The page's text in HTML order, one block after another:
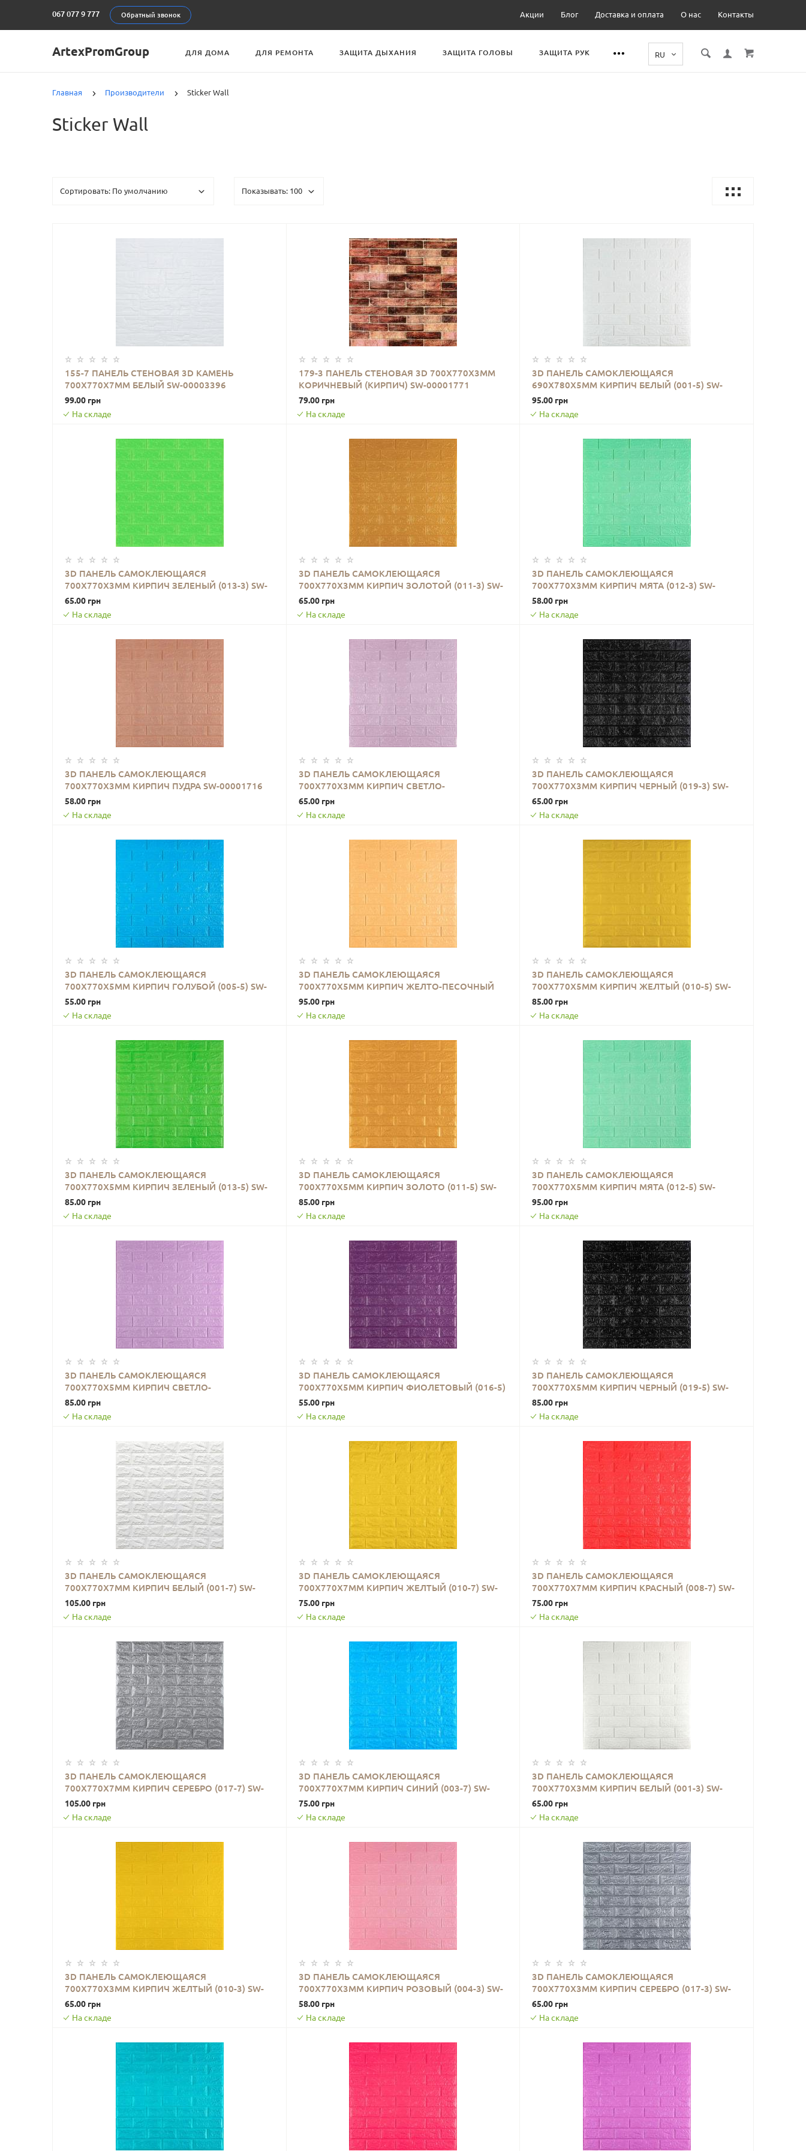
067 077 9 777 Обратный звонок Акции Блог Доставка и оплата О нас Контакты
ArtexPromGroup ДЛЯ ДОМА ДЛЯ РЕМОНТА ЗАЩИТА ДЫХАНИЯ ЗАЩИТА ГОЛОВЫ ЗАЩИТА РУК
Главная Производители Sticker Wall
Sticker Wall
155-7 ПАНЕЛЬ СТЕНОВАЯ 3D КАМЕНЬ
700Х770Х7ММ БЕЛЫЙ SW-00003396
99.00 грн
На складе
В КОРЗИНУ
179-3 ПАНЕЛЬ СТЕНОВАЯ 3D 700Х770Х3ММ
КОРИЧНЕВЫЙ (КИРПИЧ) SW-00001771
79.00 грн
На складе
В КОРЗИНУ
3D ПАНЕЛЬ САМОКЛЕЮЩАЯСЯ
690Х780Х5ММ КИРПИЧ БЕЛЫЙ (001-5) SW-
00000029
95.00 грн
На складе
В КОРЗИНУ
3D ПАНЕЛЬ САМОКЛЕЮЩАЯСЯ
700X770X3ММ КИРПИЧ ЗЕЛЕНЫЙ (013-3) SW-
00000639
65.00 грн
На складе
В КОРЗИНУ
3D ПАНЕЛЬ САМОКЛЕЮЩАЯСЯ
700X770X3ММ КИРПИЧ ЗОЛОТОЙ (011-3) SW-
00000676
65.00 грн
На складе
В КОРЗИНУ
3D ПАНЕЛЬ САМОКЛЕЮЩАЯСЯ
700X770X3ММ КИРПИЧ МЯТА (012-3) SW-
00000233
58.00 грн
На складе
В КОРЗИНУ
3D ПАНЕЛЬ САМОКЛЕЮЩАЯСЯ
700X770X3ММ КИРПИЧ ПУДРА SW-00001716
58.00 грн
На складе
В КОРЗИНУ
3D ПАНЕЛЬ САМОКЛЕЮЩАЯСЯ
700X770X3ММ КИРПИЧ СВЕТЛО-
ФИОЛЕТОВЫЙ (015-3) SW-00000574
65.00 грн
На складе
В КОРЗИНУ
3D ПАНЕЛЬ САМОКЛЕЮЩАЯСЯ
700X770X3ММ КИРПИЧ ЧЕРНЫЙ (019-3) SW-
00000584
65.00 грн
На складе
В КОРЗИНУ
3D ПАНЕЛЬ САМОКЛЕЮЩАЯСЯ
700X770X5ММ КИРПИЧ ГОЛУБОЙ (005-5) SW-
00000297
55.00 грн
На складе
В КОРЗИНУ
3D ПАНЕЛЬ САМОКЛЕЮЩАЯСЯ
700X770X5ММ КИРПИЧ ЖЕЛТО-ПЕСОЧНЫЙ
(009-5) SW-00000028
95.00 грн
На складе
В КОРЗИНУ
3D ПАНЕЛЬ САМОКЛЕЮЩАЯСЯ
700X770X5ММ КИРПИЧ ЖЕЛТЫЙ (010-5) SW-
00000146
85.00 грн
На складе
В КОРЗИНУ
3D ПАНЕЛЬ САМОКЛЕЮЩАЯСЯ
700X770X5ММ КИРПИЧ ЗЕЛЕНЫЙ (013-5) SW-
00000149
85.00 грн
На складе
В КОРЗИНУ
3D ПАНЕЛЬ САМОКЛЕЮЩАЯСЯ
700X770X5ММ КИРПИЧ ЗОЛОТО (011-5) SW-
00000147
85.00 грн
На складе
В КОРЗИНУ
3D ПАНЕЛЬ САМОКЛЕЮЩАЯСЯ
700X770X5ММ КИРПИЧ МЯТА (012-5) SW-
00000148
95.00 грн
На складе
В КОРЗИНУ
3D ПАНЕЛЬ САМОКЛЕЮЩАЯСЯ
700X770X5ММ КИРПИЧ СВЕТЛО-
ФИОЛЕТОВЫЙ (015-5) SW-00000083
85.00 грн
На складе
В КОРЗИНУ
3D ПАНЕЛЬ САМОКЛЕЮЩАЯСЯ
700X770X5ММ КИРПИЧ ФИОЛЕТОВЫЙ (016-5)
SW-00000150
55.00 грн
На складе
В КОРЗИНУ
3D ПАНЕЛЬ САМОКЛЕЮЩАЯСЯ
700X770X5ММ КИРПИЧ ЧЕРНЫЙ (019-5) SW-
00000151
85.00 грн
На складе
В КОРЗИНУ
3D ПАНЕЛЬ САМОКЛЕЮЩАЯСЯ
700X770X7ММ КИРПИЧ БЕЛЫЙ (001-7) SW-
00000047
105.00 грн
На складе
В КОРЗИНУ
3D ПАНЕЛЬ САМОКЛЕЮЩАЯСЯ
700X770X7ММ КИРПИЧ ЖЕЛТЫЙ (010-7) SW-
00000049
75.00 грн
На складе
В КОРЗИНУ
3D ПАНЕЛЬ САМОКЛЕЮЩАЯСЯ
700X770X7ММ КИРПИЧ КРАСНЫЙ (008-7) SW-
00000054
75.00 грн
На складе
В КОРЗИНУ
3D ПАНЕЛЬ САМОКЛЕЮЩАЯСЯ
700X770X7ММ КИРПИЧ СЕРЕБРО (017-7) SW-
00000059
105.00 грн
На складе
В КОРЗИНУ
3D ПАНЕЛЬ САМОКЛЕЮЩАЯСЯ
700X770X7ММ КИРПИЧ СИНИЙ (003-7) SW-
00000060
75.00 грн
На складе
В КОРЗИНУ
3D ПАНЕЛЬ САМОКЛЕЮЩАЯСЯ
700Х770Х3ММ КИРПИЧ БЕЛЫЙ (001-3) SW-
00000174
65.00 грн
На складе
В КОРЗИНУ
3D ПАНЕЛЬ САМОКЛЕЮЩАЯСЯ
700Х770Х3ММ КИРПИЧ ЖЕЛТЫЙ (010-3) SW-
00001894
65.00 грн
На складе
В КОРЗИНУ
3D ПАНЕЛЬ САМОКЛЕЮЩАЯСЯ
700Х770Х3ММ КИРПИЧ РОЗОВЫЙ (004-3) SW-
00000231
58.00 грн
На складе
В КОРЗИНУ
3D ПАНЕЛЬ САМОКЛЕЮЩАЯСЯ
700Х770Х3ММ КИРПИЧ СЕРЕБРО (017-3) SW-
00000230
65.00 грн
На складе
В КОРЗИНУ